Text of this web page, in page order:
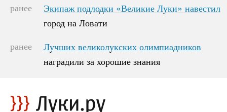
ранее
Экипаж подлодки «Великие Луки» навестил
город на Ловати
Экипаж подлодки «Великие Луки» навестил
город на Ловати
ранее
Лучших великолукских олимпиадников
наградили за хорошие знания
Лучших великолукских олимпиадников
наградили за хорошие знания